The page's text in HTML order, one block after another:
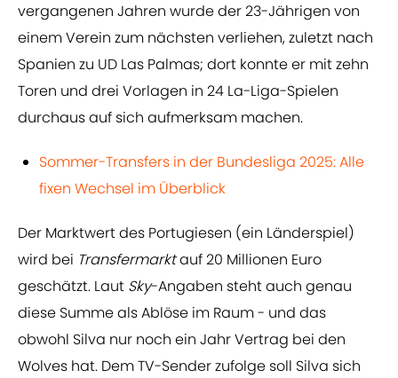
vergangenen Jahren wurde der 23-Jährigen von
einem Verein zum nächsten verliehen, zuletzt nach
Spanien zu UD Las Palmas; dort konnte er mit zehn
Toren und drei Vorlagen in 24 La-Liga-Spielen
durchaus auf sich aufmerksam machen.
Sommer-Transfers in der Bundesliga 2025: Alle
fixen Wechsel im Überblick
Der Marktwert des Portugiesen (ein Länderspiel)
wird bei Transfermarktauf 20 Millionen Euro
geschätzt. Laut Sky-Angaben steht auch genau
diese Summe als Ablöse im Raum - und das
obwohl Silva nur noch ein Jahr Vertrag bei den
Wolves hat. Dem TV-Sender zufolge soll Silva sich